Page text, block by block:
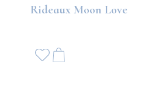
Rideaux Moon Love